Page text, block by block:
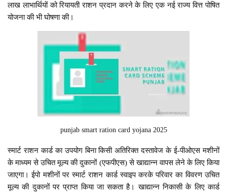
लाख लाभार्थियों को रियायती राशन प्रदान करने के लिए एक नई राज्य वित्त पोषित
योजना की भी घोषणा की।
punjab smart ration card yojana 2025
स्मार्ट राशन कार्ड का उपयोग बिना किसी अतिरिक्त दस्तावेज के ई-पीओएस मशीनों
के माध्यम से उचित मूल्य की दुकानों (एफपीएस) से खाद्यान्न वापस लेने के लिए किया
जाएगा। ईपो मशीनों पर स्मार्ट राशन कार्ड स्वाइप करके परिवार का विवरण उचित
मूल्य की दुकानों पर प्राप्त किया जा सकता है। खाद्यान्न निकासी के लिए कार्ड